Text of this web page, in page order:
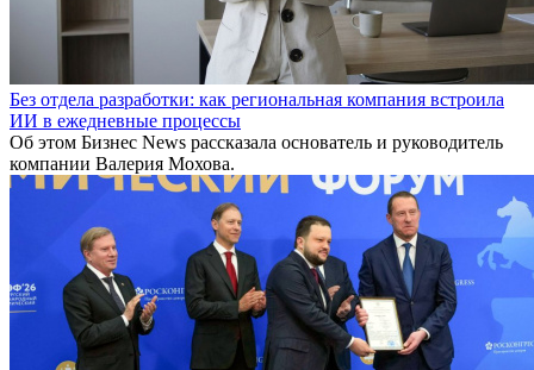
Без отдела разработки: как региональная компания встроила
ИИ в ежедневные процессы
Об этом Бизнес News рассказала основатель и руководитель
компании Валерия Мохова.